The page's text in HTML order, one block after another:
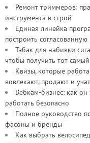
Ремонт триммеров:
инструмента в строй
Единая линейка
построить
Табак для набивки
чтобы получить тот
Квизы, которые
вовлекают, продают и учат
Вебкам-бизнес: как он
работать безопасно
Полное руководство
фасоны и бренды
Как выбрать